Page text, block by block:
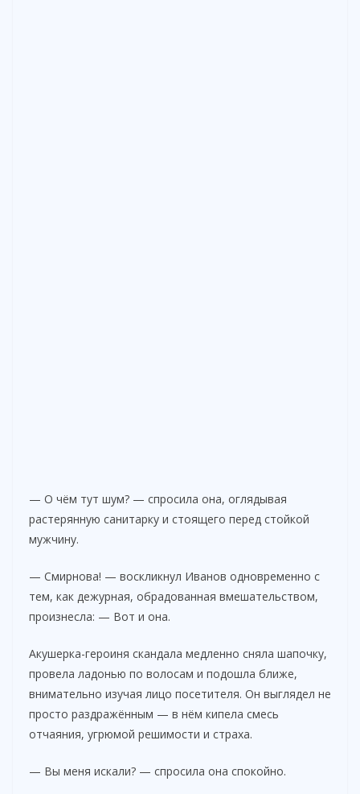
— О чём тут шум? — спросила она, оглядывая
растерянную санитарку и стоящего перед стойкой
мужчину.
— Смирнова! — воскликнул Иванов одновременно с
тем, как дежурная, обрадованная вмешательством,
произнесла: — Вот и она.
Акушерка-героиня скандала медленно сняла шапочку,
провела ладонью по волосам и подошла ближе,
внимательно изучая лицо посетителя. Он выглядел не
просто раздражённым — в нём кипела смесь
отчаяния, угрюмой решимости и страха.
— Вы меня искали? — спросила она спокойно.